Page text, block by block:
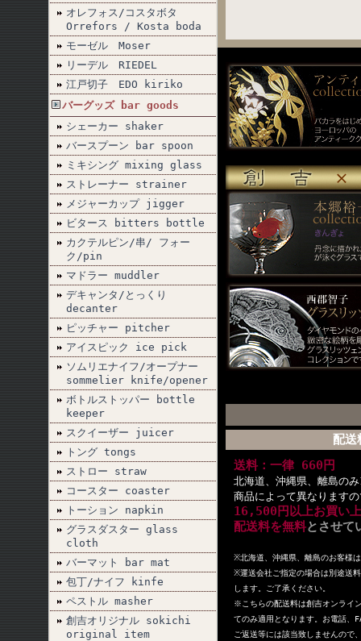
オレフォス/コスタボタ
Orrefors / Kosta boda
モーゼル Moser
リーデル RIEDEL
江戸切子 EDO kiriko
バーグッズ bar goods
シェーカー shaker
バースプーン bar spoon
ミキシング mixing glass
ストレーナー strainer
メジャーカップ jigger
ビタース bitters bottle
カクテルピン/串/ フォー
ク/pin
マドラー muddler
デキャンタ/とっくり
decanter
ピッチャー pitcher
アイスピック ice pick
ソムリエナイフ/オープナー
sommelier knife/opener
ボトルストッパー bottle
keeper
スクイーザー juicer
トング tongs
ストロー straw
コースター coaster
トーション napkin
グラスダスター glass
cloth
バーマット bar mat
包丁/ナイフ kinfe
ペストル masher
創吉オリジナル sokichi
original item
配送
送料：一律 660円
北海道、沖縄県、離島の
商品によって異なります
16,500円以上お買い
配送料を無料とさせて
※北海道、沖縄県、離島のお客様
※運送会社ご指定の場合は別途送
します。ご了承ください。
※こちらの配送料は創吉オンライ
てのみ適用となります。お電話、
ご返送等には該当致しませんので